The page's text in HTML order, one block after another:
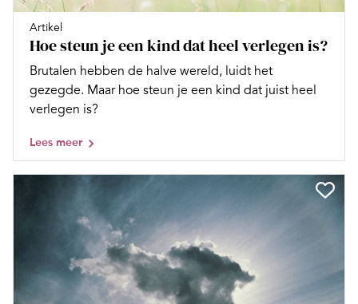
Artikel
Hoe steun je een kind dat heel verlegen is?
Brutalen hebben de halve wereld, luidt het
gezegde. Maar hoe steun je een kind dat juist heel
verlegen is?
Lees meer